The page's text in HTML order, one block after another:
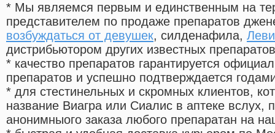
* Мы являемся первым и единственным на
представителем по продаже препаратов
возбуждаться от девушек, силденафила,
дистрибьютором других известных препаратов
* качество препаратов гарантируется
препаратов и успешно подтверждается
* для стестинельных и скромных клиентов,
название Виагра или Сиалис в аптеке вслух,
анонимныого заказа любого препаратан на